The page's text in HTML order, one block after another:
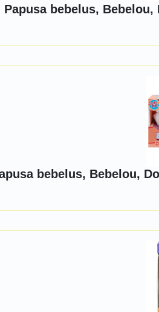
Papusa bebelus,
bebelus, Bebelou,